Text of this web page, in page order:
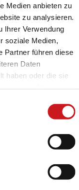
Medien anbieten zu
zu analysieren.
Ihrer Verwendung
soziale Medien,
Partner führen diese
Daten
haben oder die sie
kontaktieren
Daten verarbeiten.
| 85
sortiert